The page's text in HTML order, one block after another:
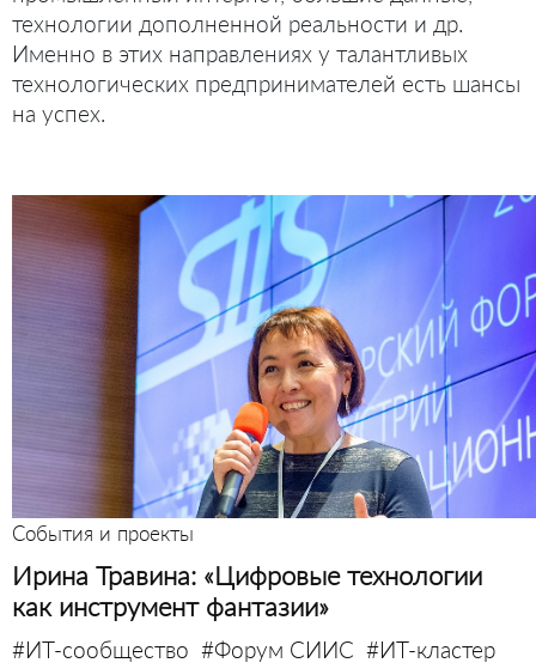
технологии дополненной реальности и др.
Именно в этих направлениях у талантливых
технологических предпринимателей есть шансы
на успех.
События и проекты
Ирина Травина: «Цифровые технологии
как инструмент фантазии»
#ИТ-сообщество #Форум СИИС #ИТ-кластер